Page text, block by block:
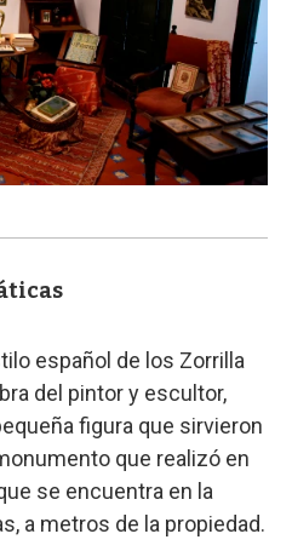
español de los Zorrilla
del pintor y escultor,
figura que sirvieron
que realizó en
se encuentra en la
a metros de la propiedad.